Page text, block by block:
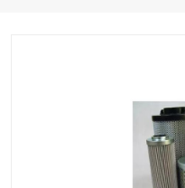
化工盐酸气聚结器